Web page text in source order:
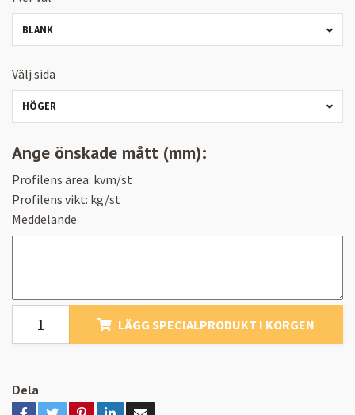
BLANK
Välj sida
HÖGER
Ange önskade mått (mm):
Profilens area: kvm/st
Profilens vikt: kg/st
Meddelande
LÄGG SPECIALPRODUKT I KORGEN
Dela